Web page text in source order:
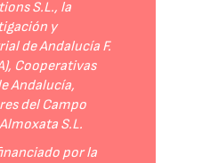
S.L., la
y
de Andalucía F.
Cooperativas
Andalucía,
del Campo
S.L.
por la